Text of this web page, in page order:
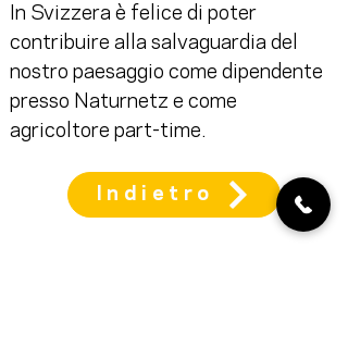
In Svizzera è felice di poter
contribuire alla salvaguardia del
nostro paesaggio come dipendente
presso Naturnetz e come
agricoltore part-time.
Indietro